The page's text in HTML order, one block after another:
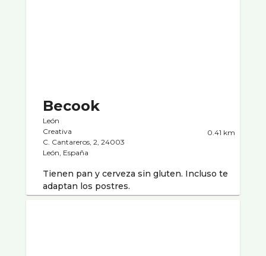
Becook
León
Creativa
C. Cantareros, 2, 24003
León, España
0.41 km
Tienen pan y cerveza sin gluten. Incluso te
adaptan los postres.